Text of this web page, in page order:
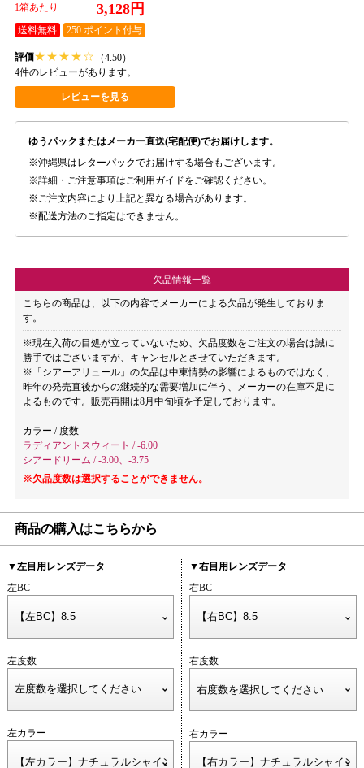
1箱あたり 3,128円
送料無料 250 ポイント付与
評価★ ★ ★ ★ ☆
（4.50）
4件のレビューがあります。
レビューを見る
ゆうパックまたはメーカー直送(宅配便)でお届けします。
沖縄県はレターパックでお届けする場合もございます。
詳細・ご注意事項はご利用ガイドをご確認ください。
ご注文内容により上記と異なる場合があります。
配送方法のご指定はできません。
欠品情報一覧
こちらの商品は、以下の内容でメーカーによる欠品が発生しておりま
す。
※現在入荷の目処が立っていないため、欠品度数をご注文の場合は誠に
勝手ではございますが、キャンセルとさせていただきます。
※「シアーアリュール」の欠品は中東情勢の影響によるものではなく、
昨年の発売直後からの継続的な需要増加に伴う、メーカーの在庫不足に
よるものです。販売再開は8月中旬頃を予定しております。
カラー / 度数
ラディアントスウィート / -6.00
シアードリーム / -3.00、-3.75
※欠品度数は選択することができません。
商品の購入はこちらから
▼左目用レンズデータ
左BC
左度数
左カラー
▼右目用レンズデータ
右BC
右度数
右カラー